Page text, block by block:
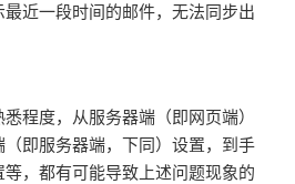
近一段时间的邮件，无法同步出
程度，从服务器端（即网页端）
即服务器端，下同）设置，到手
，都有可能导致上述问题现象的